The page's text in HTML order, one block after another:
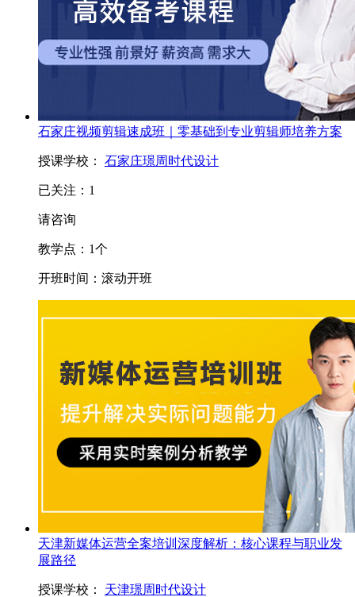
石家庄视频剪辑速成班｜零基础到专业剪辑师培养方案
授课学校： 石家庄璟周时代设计
已关注： 1
请咨询
教学点： 1个
开班时间： 滚动开班
天津新媒体运营全案培训深度解析：核心课程与职业发
展路径
授课学校： 天津璟周时代设计